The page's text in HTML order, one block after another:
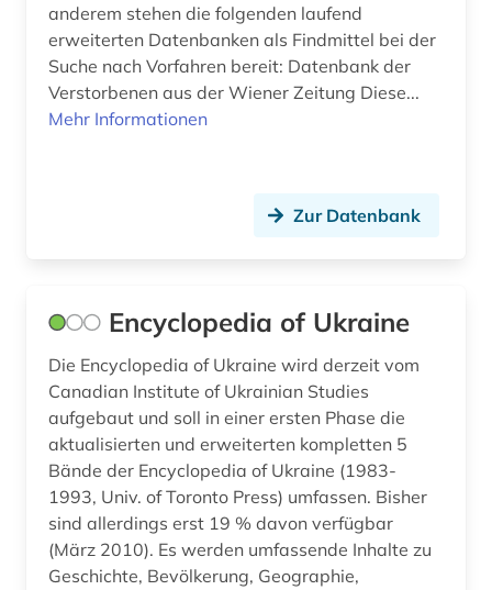
anderem stehen die folgenden laufend
erweiterten Datenbanken als Findmittel bei der
Suche nach Vorfahren bereit: Datenbank der
Verstorbenen aus der Wiener Zeitung Diese...
Mehr Informationen
Zur Datenbank
Encyclopedia of Ukraine
Die Encyclopedia of Ukraine wird derzeit vom
Canadian Institute of Ukrainian Studies
aufgebaut und soll in einer ersten Phase die
aktualisierten und erweiterten kompletten 5
Bände der Encyclopedia of Ukraine (1983-
1993, Univ. of Toronto Press) umfassen. Bisher
sind allerdings erst 19 % davon verfügbar
(März 2010). Es werden umfassende Inhalte zu
Geschichte, Bevölkerung, Geographie,